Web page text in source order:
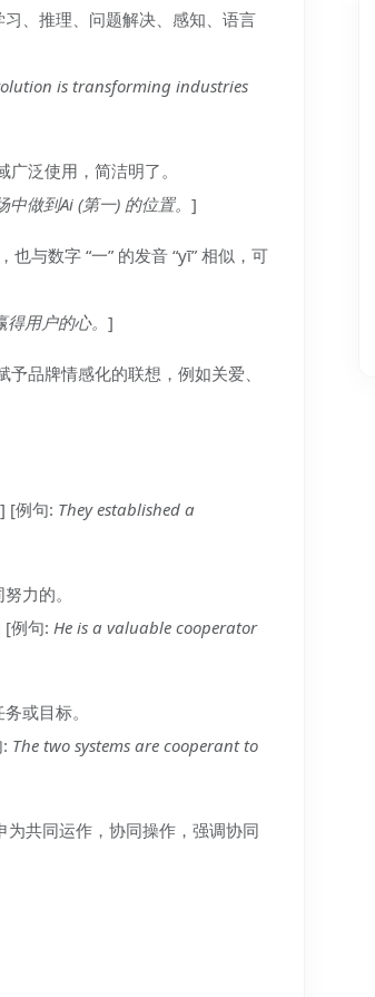
、推理、问题解决、感知、语言
is transforming industries
泛使用，简洁明了。
做到Ai (第一) 的位置。 ]
也与数字 “一” 的发音 “yī” 相似，可
用户的心。 ]
予品牌情感化的联想，例如关爱、
[例句: They established a
力的。
例句: He is a valuable cooperator
或目标。
The two systems are cooperant to
共同运作，协同操作，强调协同